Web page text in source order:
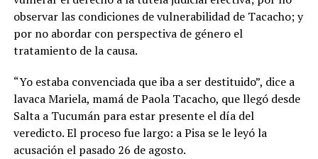
observar las condiciones de vulnerabilidad de Tacacho; y
por no abordar con perspectiva de género el
tratamiento de la causa.
“Yo estaba convenciada que iba a ser destituido”, dice a
lavaca Mariela, mamá de Paola Tacacho, que llegó desde
Salta a Tucumán para estar presente el día del
veredicto. El proceso fue largo: a Pisa se le leyó la
acusación el pasado 26 de agosto.